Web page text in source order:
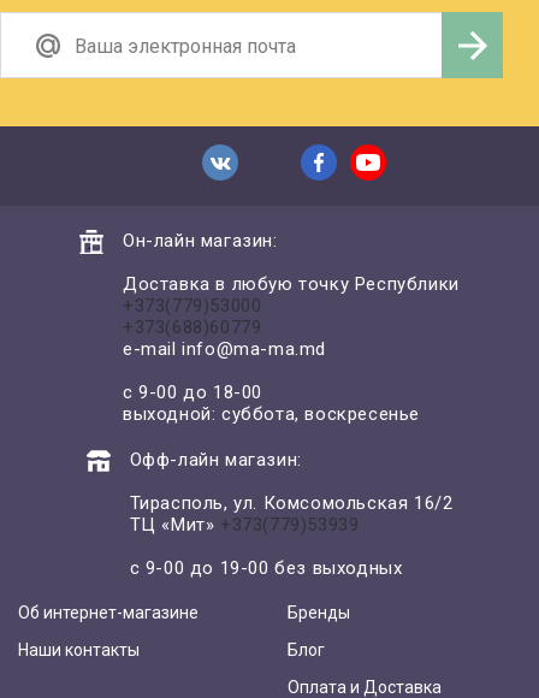
Он-лайн магазин:
Доставка в любую точку Республики
+373(779)53000
+373(688)60779
e-mailinfo@ma-ma.md
с 9-00 до 18-00
выходной: суббота, воскресенье
Офф-лайн магазин:
Тирасполь, ул. Комсомольская 16/2
ТЦ «Мит» +373(779)53939
с 9-00 до 19-00 без выходных
Об интернет-магазине
Наши контакты
Бренды
Блог
Оплата и Доставка